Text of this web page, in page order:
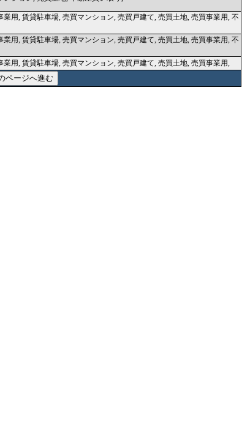
業用, 賃貸駐車場, 売買マンション, 売買戸建て, 売買土地, 売買事業用, 不
業用, 賃貸駐車場, 売買マンション, 売買戸建て, 売買土地, 売買事業用, 不
業用, 賃貸駐車場, 売買マンション, 売買戸建て, 売買土地, 売買事業用,